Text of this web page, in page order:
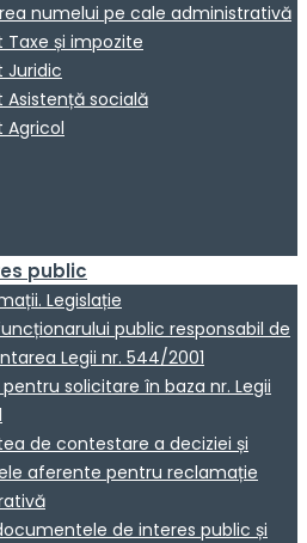
numelui pe cale administrativă
și impozite
socială
public
Legislație
public responsabil de
Legii nr. 544/2001
solicitare în baza nr. Legii
de contestare a deciziei și
aferente pentru reclamație
de interes public și